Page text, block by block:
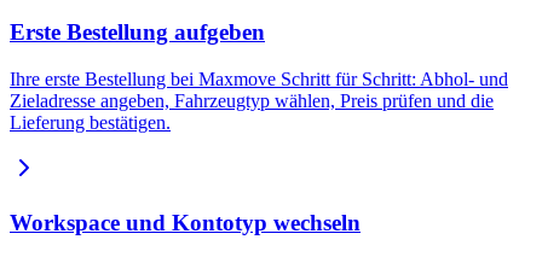
Erste Bestellung aufgeben
Ihre erste Bestellung bei Maxmove Schritt für Schritt: Abhol- und
Zieladresse angeben, Fahrzeugtyp wählen, Preis prüfen und die
Lieferung bestätigen.
Workspace und Kontotyp wechseln